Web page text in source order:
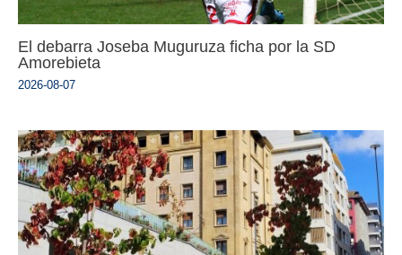
El debarra Joseba Muguruza ficha por la SD
Amorebieta
2026-08-07